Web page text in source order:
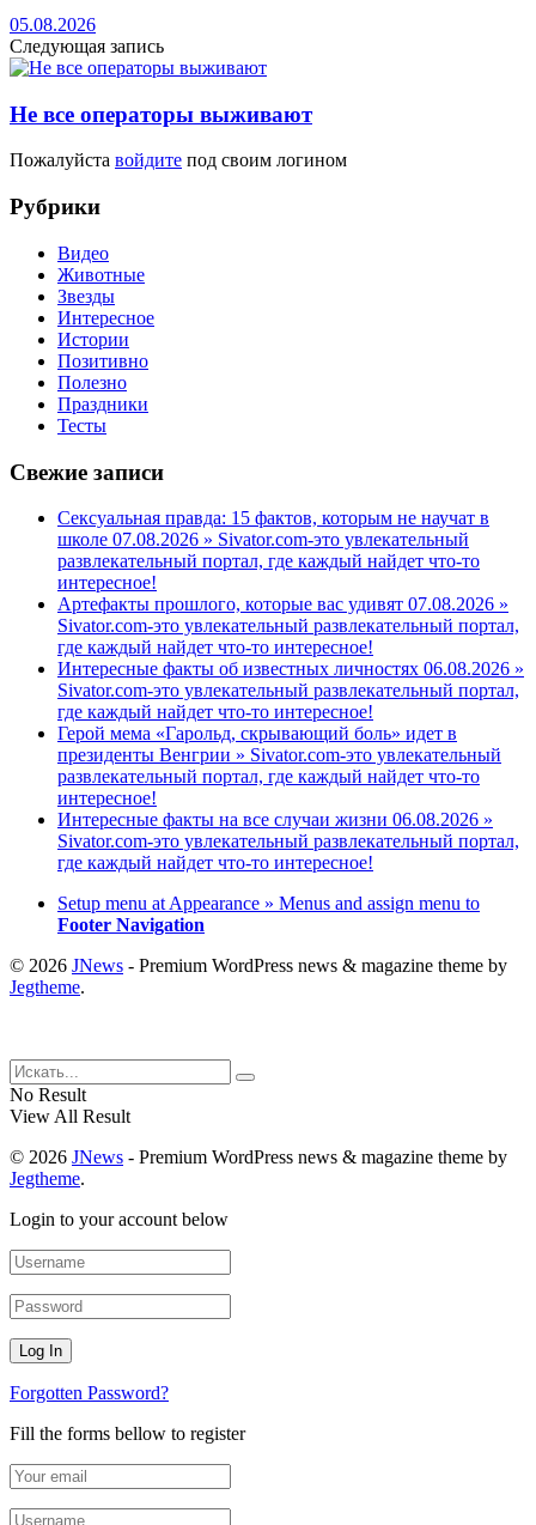
05.08.2026
Следующая запись
Не все операторы выживают
Пожалуйста войдите под своим логином
Рубрики
Видео
Животные
Звезды
Интересное
Истории
Позитивно
Полезно
Праздники
Тесты
Свежие записи
Сексуальная правда: 15 фактов, которым не научат в
школе 07.08.2026 » Sivator.com-это увлекательный
развлекательный портал, где каждый найдет что-то
интересное!
Артефакты прошлого, которые вас удивят 07.08.2026 »
Sivator.com-это увлекательный развлекательный портал,
где каждый найдет что-то интересное!
Интересные факты об известных личностях 06.08.2026 »
Sivator.com-это увлекательный развлекательный портал,
где каждый найдет что-то интересное!
Герой мема «Гарольд, скрывающий боль» идет в
президенты Венгрии » Sivator.com-это увлекательный
развлекательный портал, где каждый найдет что-то
интересное!
Интересные факты на все случаи жизни 06.08.2026 »
Sivator.com-это увлекательный развлекательный портал,
где каждый найдет что-то интересное!
Setup menu at Appearance » Menus and assign menu to
Footer Navigation
© 2026 JNews - Premium WordPress news & magazine theme by
Jegtheme.
No Result
View All Result
© 2026 JNews - Premium WordPress news & magazine theme by
Jegtheme.
Login to your account below
Forgotten Password?
Fill the forms bellow to register